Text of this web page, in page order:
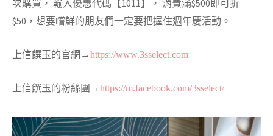
次購買， 輸入優惠代碼【1011】， 消費滿$500即可折
$50，想要嚐鮮的朋友們一定要把握住週年慶活動。
上信饌玉的官網→https://www.3sselect.com
上信饌玉的粉絲團→https://m.facebook.com/3sselect/